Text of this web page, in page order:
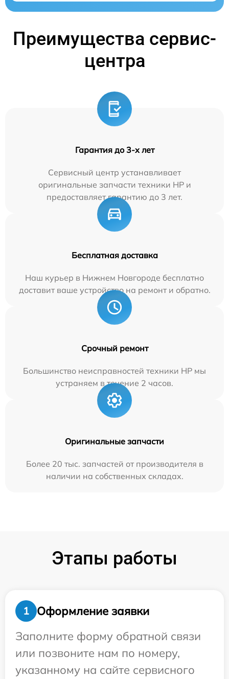
Преимущества сервис-
центра
Гарантия до 3-х лет
Сервисный центр устанавливает
оригинальные запчасти техники HP и
предоставляет гарантию до 3 лет.
Бесплатная доставка
Наш курьер в Нижнем Новгороде бесплатно
доставит ваше устройство на ремонт и обратно.
Срочный ремонт
Большинство неисправностей техники HP мы
устраняем в течение 2 часов.
Оригинальные запчасти
Более 20 тыс. запчастей от производителя в
наличии на собственных складах.
Этапы работы
1
Оформление заявки
Заполните форму обратной связи
или позвоните нам по номеру,
указанному на сайте сервисного